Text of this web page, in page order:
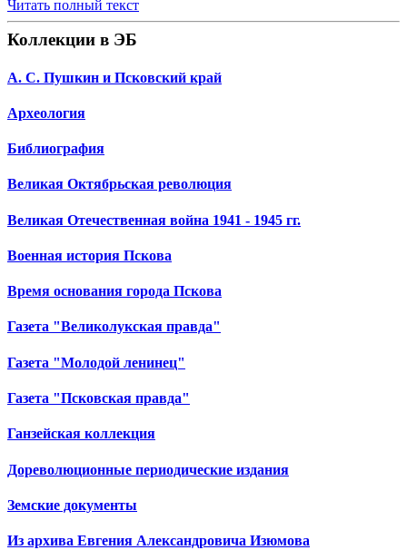
Читать полный текст
Коллекции в ЭБ
А. С. Пушкин и Псковский край
Археология
Библиография
Великая Октябрьская революция
Великая Отечественная война 1941 - 1945 гг.
Военная история Пскова
Время основания города Пскова
Газета "Великолукская правда"
Газета "Молодой ленинец"
Газета "Псковская правда"
Ганзейская коллекция
Дореволюционные периодические издания
Земские документы
Из архива Евгения Александровича Изюмова